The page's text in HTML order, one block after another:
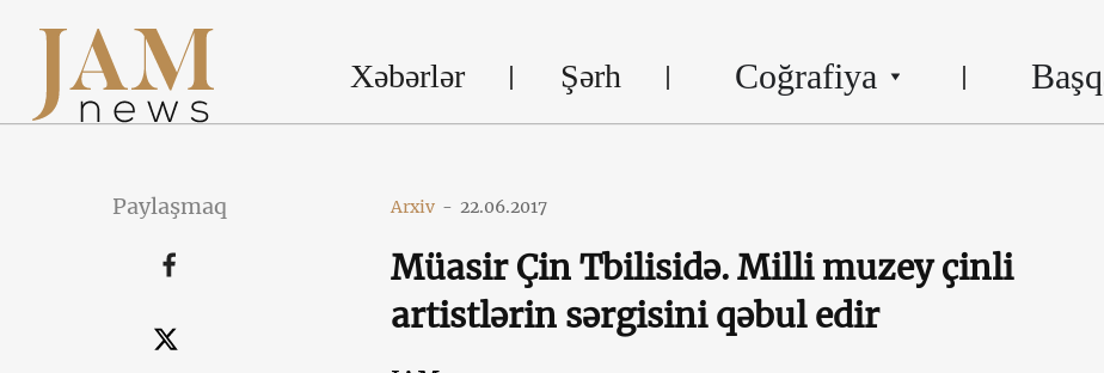
Xəbərlər Şərh Coğrafiya
Paylaşmaq Arxiv - 22.06.2017
Müasir Çin Tbilisidə. Milli muzey çinli
artistlərin sərgisini qəbul edir